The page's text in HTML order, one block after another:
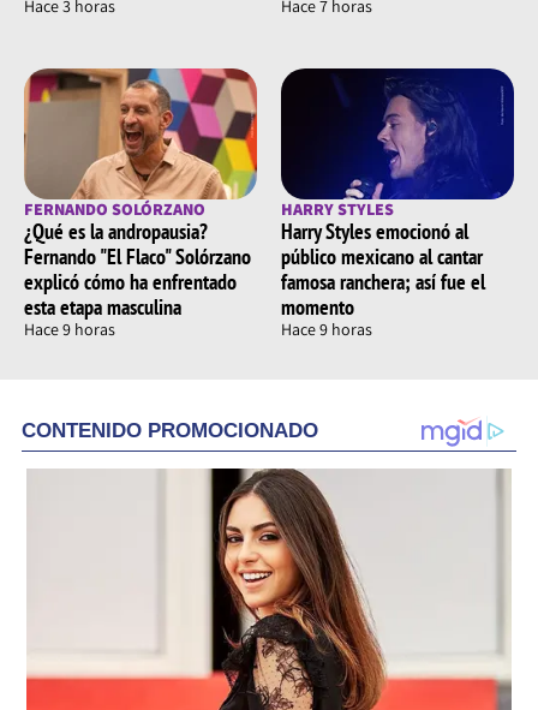
Hace 3 horas Hace 7 horas
FERNANDO SOLÓRZANO
¿Qué es la andropausia?
Fernando "El Flaco" Solórzano
explicó cómo ha enfrentado
esta etapa masculina
Hace 9 horas
HARRY STYLES
Harry Styles emocionó al
público mexicano al cantar
famosa ranchera; así fue el
momento
Hace 9 horas